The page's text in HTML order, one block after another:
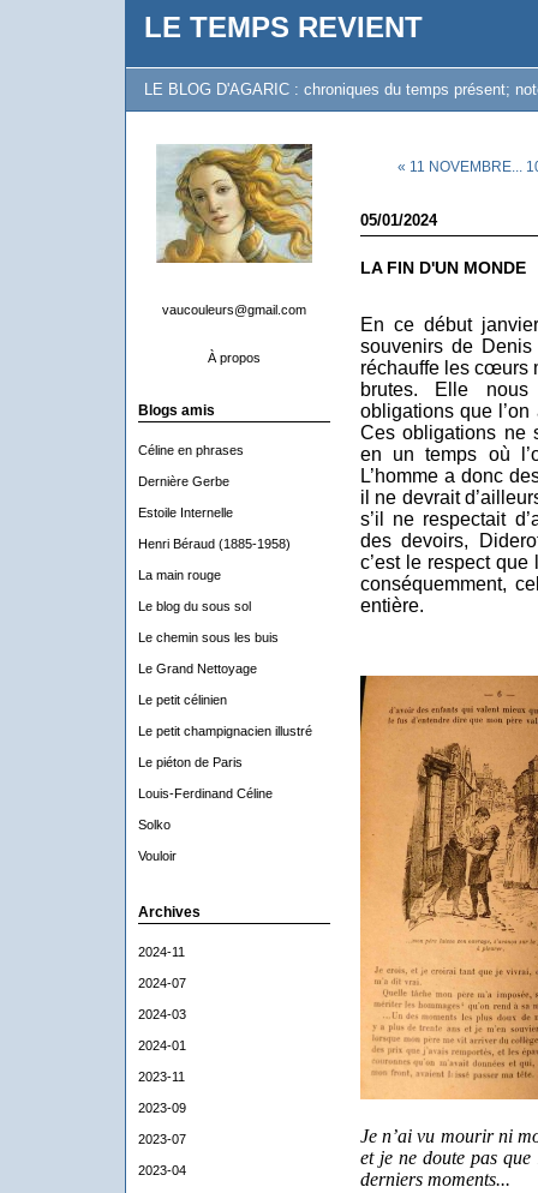
LE TEMPS REVIENT
LE BLOG D'AGARIC : chroniques du temps présent;
vaucouleurs@gmail.com
À propos
Blogs amis
Céline en phrases
Dernière Gerbe
Estoile Internelle
Henri Béraud (1885-1958)
La main rouge
Le blog du sous sol
Le chemin sous les buis
Le Grand Nettoyage
Le petit célinien
Le petit champignacien illustré
Le piéton de Paris
Louis-Ferdinand Céline
Solko
Vouloir
Archives
2024-11
2024-07
2024-03
2024-01
2023-11
2023-09
2023-07
2023-04
« 11 NOVEMBRE...
05/01/2024
LA FIN D'UN MONDE
En ce début
souvenirs de
réchauffe les cœurs
brutes. Elle
obligations que
Ces obligations ne
en un temps où
L’homme a donc
il ne devrait
s’il ne respectait
des devoirs,
c’est le respect
conséquemment,
entière.
Je n’ai vu mourir ni
et je ne doute pas que
derniers moments...